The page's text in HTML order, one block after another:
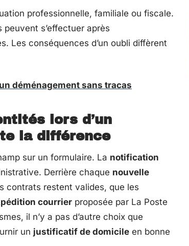
professionnelle, familiale ou fiscale.
s’effectuer après
Les conséquences d’un oubli diffèrent
déménagement sans tracas
lors d’un
la différence
sur un formulaire. La notification
Derrière chaque nouvelle
contrats restent valides, que les
courrier proposée par La Poste
il n’y a pas d’autre choix que
un justificatif de domicile en bonne